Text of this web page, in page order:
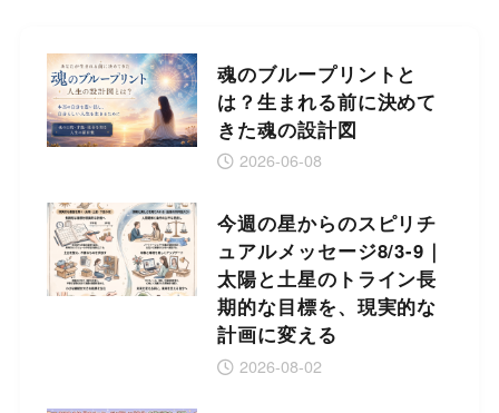
魂のブループリントと
は？生まれる前に決めて
きた魂の設計図
2026-06-08
今週の星からのスピリチ
ュアルメッセージ8/3-9｜
太陽と土星のトライン長
期的な目標を、現実的な
計画に変える
2026-08-02